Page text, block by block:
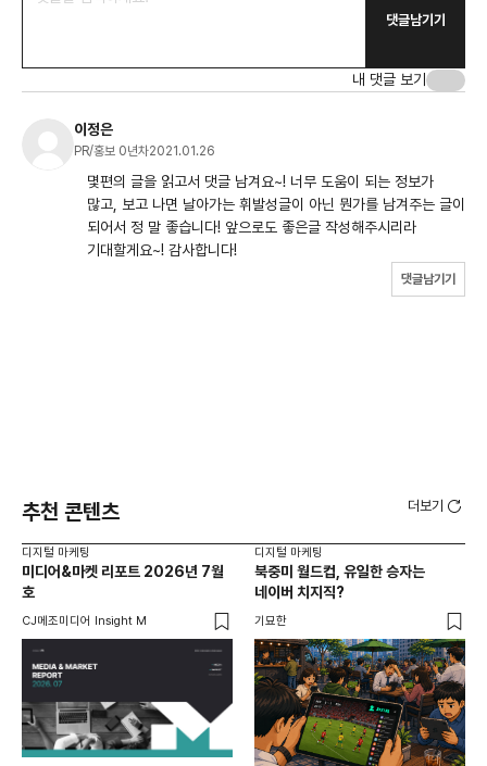
댓글남기기
내 댓글 보기
이정은
PR/홍보 0년차2021.01.26
몇편의 글을 읽고서 댓글 남겨요~! 너무 도움이 되는 정보가
많고, 보고 나면 날아가는 휘발성글이 아닌 뭔가를 남겨주는 글이
되어서 정 말 좋습니다! 앞으로도 좋은글 작성해주시리라
기대할게요~! 감사합니다!
댓글남기기
추천 콘텐츠 더보기
디지털 마케팅
미디어&마켓 리포트 2026년 7월
호
CJ메조미디어 Insight M
디지털 마케팅
북중미 월드컵, 유일한 승자는
네이버 치지직?
기묘한